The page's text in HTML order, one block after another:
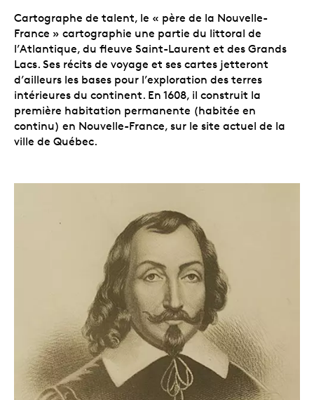
Cartographe de talent, le « père de la Nouvelle-
France » cartographie une partie du littoral de
l’Atlantique, du fleuve Saint-Laurent et des Grands
Lacs. Ses récits de voyage et ses cartes jetteront
d’ailleurs les bases pour l’exploration des terres
intérieures du continent. En 1608, il construit la
première habitation permanente (habitée en
continu) en Nouvelle-France, sur le site actuel de la
ville de Québec.